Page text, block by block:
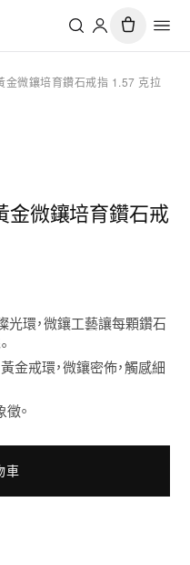
微鑲培育鑽石戒指 1.57 克拉
金微鑲培育鑽石戒
環，微鑲工藝讓每顆鑽石
金戒環，微鑲密佈，觸感細
。
車